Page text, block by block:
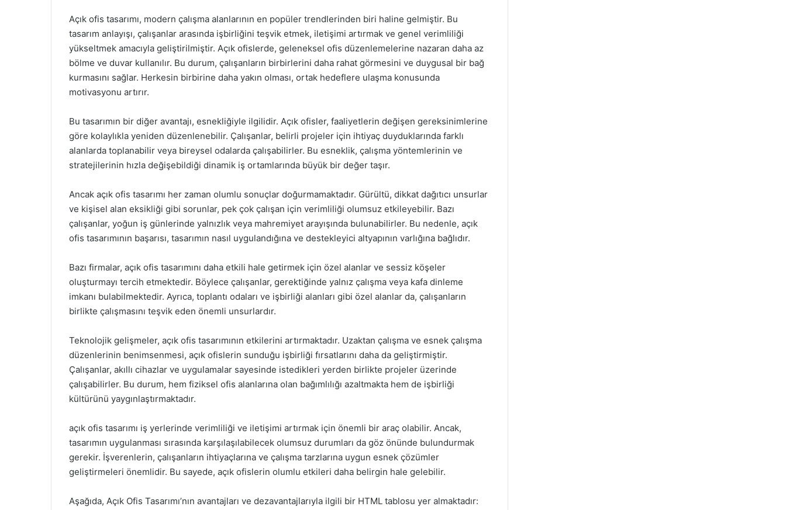
Açık ofis tasarımı, modern çalışma alanlarının en popüler trendlerinden biri haline gelmiştir. Bu
tasarım anlayışı, çalışanlar arasında işbirliğini teşvik etmek, iletişimi artırmak ve genel verimliliği
yükseltmek amacıyla geliştirilmiştir. Açık ofislerde, geleneksel ofis düzenlemelerine nazaran daha az
bölme ve duvar kullanılır. Bu durum, çalışanların birbirlerini daha rahat görmesini ve duygusal bir bağ
kurmasını sağlar. Herkesin birbirine daha yakın olması, ortak hedeflere ulaşma konusunda
motivasyonu artırır.
Bu tasarımın bir diğer avantajı, esnekliğiyle ilgilidir. Açık ofisler, faaliyetlerin değişen gereksinimlerine
göre kolaylıkla yeniden düzenlenebilir. Çalışanlar, belirli projeler için ihtiyaç duyduklarında farklı
alanlarda toplanabilir veya bireysel odalarda çalışabilirler. Bu esneklik, çalışma yöntemlerinin ve
stratejilerinin hızla değişebildiği dinamik iş ortamlarında büyük bir değer taşır.
Ancak açık ofis tasarımı her zaman olumlu sonuçlar doğurmamaktadır. Gürültü, dikkat dağıtıcı unsurlar
ve kişisel alan eksikliği gibi sorunlar, pek çok çalışan için verimliliği olumsuz etkileyebilir. Bazı
çalışanlar, yoğun iş günlerinde yalnızlık veya mahremiyet arayışında bulunabilirler. Bu nedenle, açık
ofis tasarımının başarısı, tasarımın nasıl uygulandığına ve destekleyici altyapının varlığına bağlıdır.
Bazı firmalar, açık ofis tasarımını daha etkili hale getirmek için özel alanlar ve sessiz köşeler
oluşturmayı tercih etmektedir. Böylece çalışanlar, gerektiğinde yalnız çalışma veya kafa dinleme
imkanı bulabilmektedir. Ayrıca, toplantı odaları ve işbirliği alanları gibi özel alanlar da, çalışanların
birlikte çalışmasını teşvik eden önemli unsurlardır.
Teknolojik gelişmeler, açık ofis tasarımının etkilerini artırmaktadır. Uzaktan çalışma ve esnek çalışma
düzenlerinin benimsenmesi, açık ofislerin sunduğu işbirliği fırsatlarını daha da geliştirmiştir.
Çalışanlar, akıllı cihazlar ve uygulamalar sayesinde istedikleri yerden birlikte projeler üzerinde
çalışabilirler. Bu durum, hem fiziksel ofis alanlarına olan bağımlılığı azaltmakta hem de işbirliği
kültürünü yaygınlaştırmaktadır.
açık ofis tasarımı iş yerlerinde verimliliği ve iletişimi artırmak için önemli bir araç olabilir. Ancak,
tasarımın uygulanması sırasında karşılaşılabilecek olumsuz durumları da göz önünde bulundurmak
gerekir. İşverenlerin, çalışanların ihtiyaçlarına ve çalışma tarzlarına uygun esnek çözümler
geliştirmeleri önemlidir. Bu sayede, açık ofislerin olumlu etkileri daha belirgin hale gelebilir.
Aşağıda, Açık Ofis Tasarımı’nın avantajları ve dezavantajlarıyla ilgili bir HTML tablosu yer almaktadır: